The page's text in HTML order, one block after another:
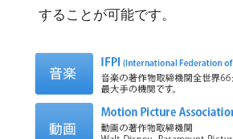
することが可能です。